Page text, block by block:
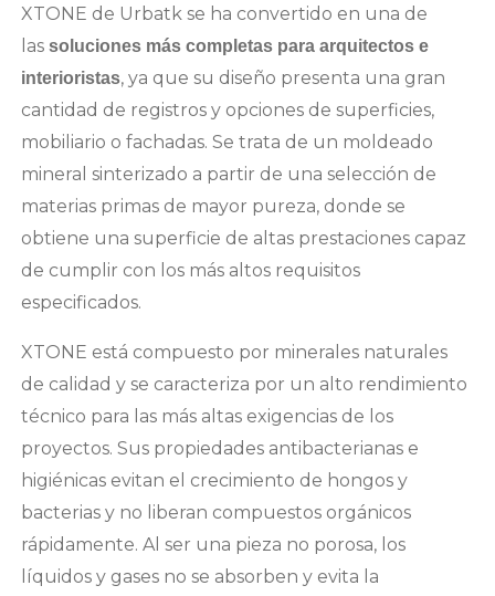
XTONE de Urbatk se ha convertido en una de
las soluciones más completas para arquitectos e
interioristas, ya que su diseño presenta una gran
cantidad de registros y opciones de superficies,
mobiliario o fachadas. Se trata de un moldeado
mineral sinterizado a partir de una selección de
materias primas de mayor pureza, donde se
obtiene una superficie de altas prestaciones capaz
de cumplir con los más altos requisitos
especificados.
XTONE está compuesto por minerales naturales
de calidad y se caracteriza por un alto rendimiento
técnico para las más altas exigencias de los
proyectos. Sus propiedades antibacterianas e
higiénicas evitan el crecimiento de hongos y
bacterias y no liberan compuestos orgánicos
rápidamente. Al ser una pieza no porosa, los
líquidos y gases no se absorben y evita la